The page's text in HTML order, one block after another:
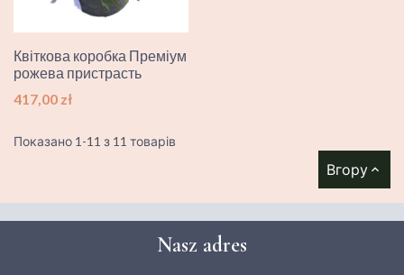
Квіткова коробка Преміум
рожева пристрасть
Ціна
417,00 zł
Показано 1-11 з 11 товарів
Вгору 
Nasz adres